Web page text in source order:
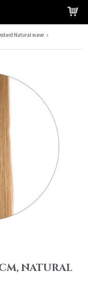
gelegt
Natural wave
NATURAL